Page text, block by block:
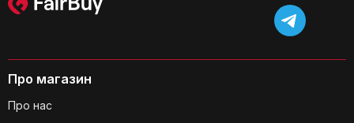
Чи можна готувати в каструлі без
Про магазин
Про нас